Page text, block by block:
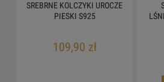
SREBRNE KOLCZYKI UROCZE
PIESKI S925
109,90 zł